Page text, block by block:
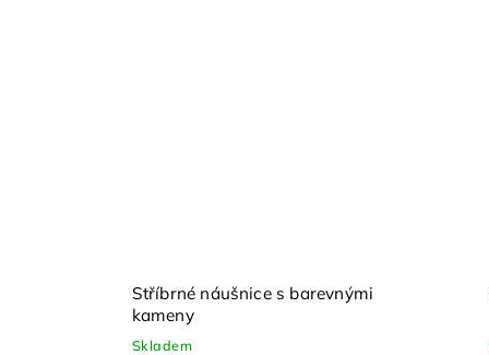
Stříbrné náušnice s barevnými
kameny
Skladem